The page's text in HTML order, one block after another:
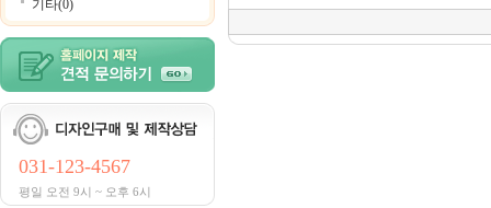
기타(0)
031-123-4567
평일 오전 9시 ~ 오후 6시